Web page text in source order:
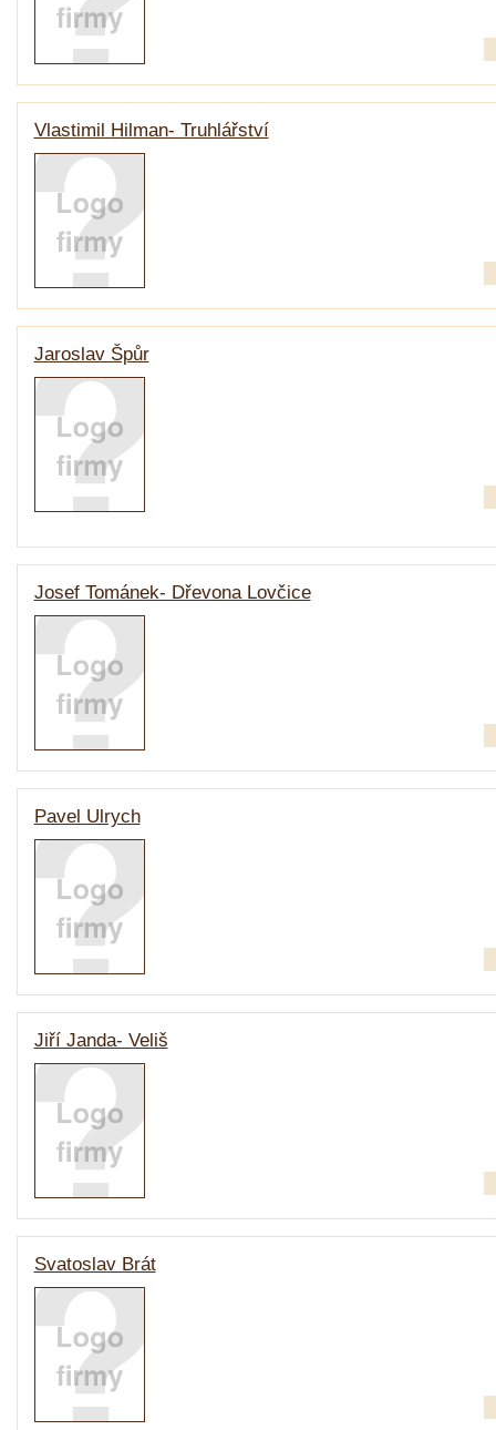
Vlastimil Hilman- Truhlářství
Jaroslav Špůr
Josef Tománek- Dřevona Lovčice
Pavel Ulrych
Jiří Janda- Veliš
Svatoslav Brát